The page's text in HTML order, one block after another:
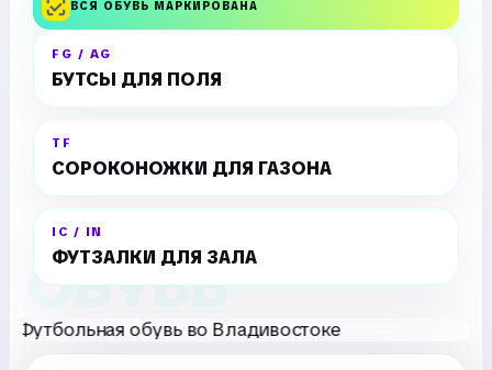
ВСЯ ОБУВЬ МАРКИРОВАНА
FG / AG
БУТСЫ ДЛЯ ПОЛЯ
TF
СОРОКОНОЖКИ ДЛЯ ГАЗОНА
IC / IN
ФУТЗАЛКИ ДЛЯ ЗАЛА